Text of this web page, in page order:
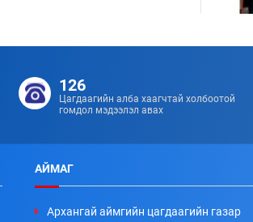
126
Цагдаагийн алба хаагчтай холбоотой
гомдол мэдээлэл авах
АЙМАГ
Архангай аймгийн цагдаагийн газар